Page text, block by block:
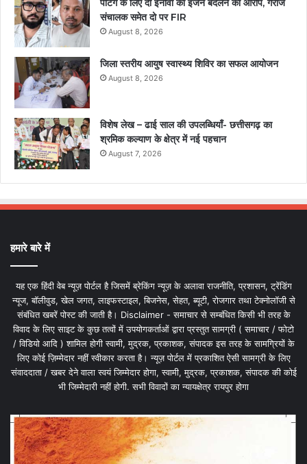
पेंटिंग के लिए दी इनोवा का इंजन बदलने का आरोप, गैराज
संचालक समेत दो पर FIR
August 8, 2026
जिला स्तरीय आयुष स्वास्थ्य शिविर का सफल आयोजन
August 8, 2026
विशेष लेख – ढाई साल की उपलब्धियाँ- छत्तीसगढ़ का
श्रमिक कल्याण के क्षेत्र में नई पहचान
August 7, 2026
हमारे बारे में
यह एक हिंदी वेब न्यूज़ पोर्टल है जिसमें ब्रेकिंग न्यूज़ के अलावा राजनीति, प्रशासन, ट्रेंडिंग
न्यूज, बॉलीवुड, खेल जगत, लाइफस्टाइल, बिजनेस, सेहत, ब्यूटी, रोजगार तथा टेक्नोलॉजी से
संबंधित खबरें पोस्ट की जाती है। Disclaimer - समाचार से सम्बंधित किसी भी तरह के
विवाद के लिए साइट के कुछ तत्वों में उपयोगकर्ताओं द्वारा प्रस्तुत सामग्री ( समाचार / फोटो
/ विडियो आदि ) शामिल होगी स्वामी, मुद्रक, प्रकाशक, संपादक इस तरह के सामग्रियों के
लिए कोई ज़िम्मेदार नहीं स्वीकार करता है। न्यूज़ पोर्टल में प्रकाशित ऐसी सामग्री के लिए
संवाददाता / खबर देने वाला स्वयं जिम्मेदार होगा, स्वामी, मुद्रक, प्रकाशक, संपादक की कोई
भी जिम्मेदारी नहीं होगी. सभी विवादों का न्यायक्षेत्र रायपुर होगा